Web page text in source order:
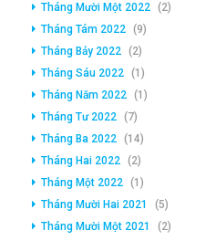
Tháng Mười Một 2022 (2)
Tháng Tám 2022 (9)
Tháng Bảy 2022 (2)
Tháng Sáu 2022 (1)
Tháng Năm 2022 (1)
Tháng Tư 2022 (7)
Tháng Ba 2022 (14)
Tháng Hai 2022 (2)
Tháng Một 2022 (1)
Tháng Mười Hai 2021
(5)
Tháng Mười Một 2021
(2)